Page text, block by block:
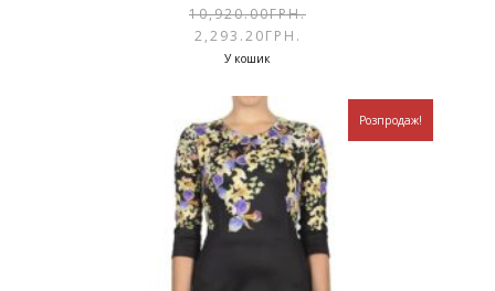
10,920.00ГРН.
2,293.20ГРН.
У кошик
Розпродаж!